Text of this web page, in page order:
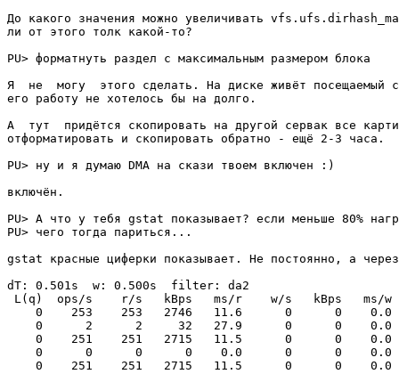
До какого значения можно увеличивать
ли от этого толк какой-то?
PU> форматнуть раздел с максимальным размером блока
Я  не  могу  этого сделать. На диске живёт посещаемый
его работу не хотелось бы на долго.
А  тут  придётся скопировать на другой сервак все
отформатировать и скопировать обратно - ещё 2-3 часа.
PU> ну и я думаю DMA на скази твоем включен :)
включён.
PU> А что у тебя gstat показывает? если меньше 80%
PU> чего тогда париться...
gstat красные циферки показывает. Не постоянно, а
dT: 0.501s  w: 0.500s  filter: da2
L(q)  ops/s    r/s   kBps   ms/r    w/s   kBps   ms/w
0    253    253   2746   11.6      0      0    0.0
0      2      2     32   27.9      0      0    0.0
0    251    251   2715   11.5      0      0    0.0
0      0      0      0    0.0      0      0    0.0
0    251    251   2715   11.5      0      0    0.0